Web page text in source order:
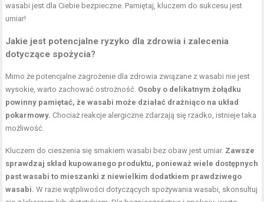
wasabi jest dla Ciebie bezpieczne. Pamiętaj, kluczem do sukcesu jest
umiar!
Jakie jest potencjalne ryzyko dla zdrowia i zalecenia
dotyczące spożycia?
Mimo że potencjalne zagrożenie dla zdrowia związane z wasabi nie jest
wysokie, warto zachować ostrożność. Osoby o delikatnym żołądku
powinny pamiętać, że wasabi może działać drażniąco na układ
pokarmowy. Chociaż reakcje alergiczne zdarzają się rzadko, istnieje taka
możliwość.
Kluczem do cieszenia się smakiem wasabi bez obaw jest umiar. Zawsze
sprawdzaj skład kupowanego produktu, ponieważ wiele dostępnych
past wasabi to mieszanki z niewielkim dodatkiem prawdziwego
wasabi. W razie wątpliwości dotyczących spożywania wasabi, skonsultuj